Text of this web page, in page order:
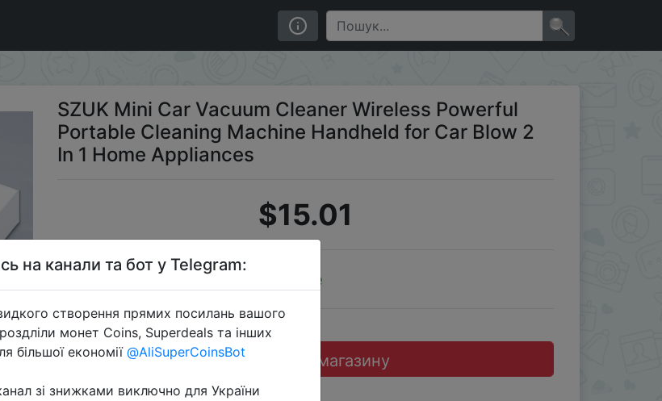
Portable Cleaning Machine Handheld for Car Blow 2 In 1 Home Appliances
SZUK Mini Car Vacuum Cleaner Wireless Powerful
Portable Cleaning Machine Handheld for Car Blow 2
In 1 Home Appliances
$15.01
Sale
Перейти до магазину
на канали та бот у Telegram:
створення прямих посилань вашого
монет Coins, Superdeals та інших
більшої економії @AliSuperCoinsBot
зі знижками виключно для України